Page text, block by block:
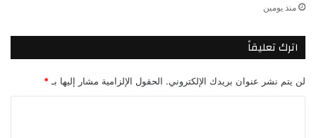
منذ يومين
اترك تعليقاً
لن يتم نشر عنوان بريدك الإلكتروني. الحقول الإلزامية مشار إليها بـ *